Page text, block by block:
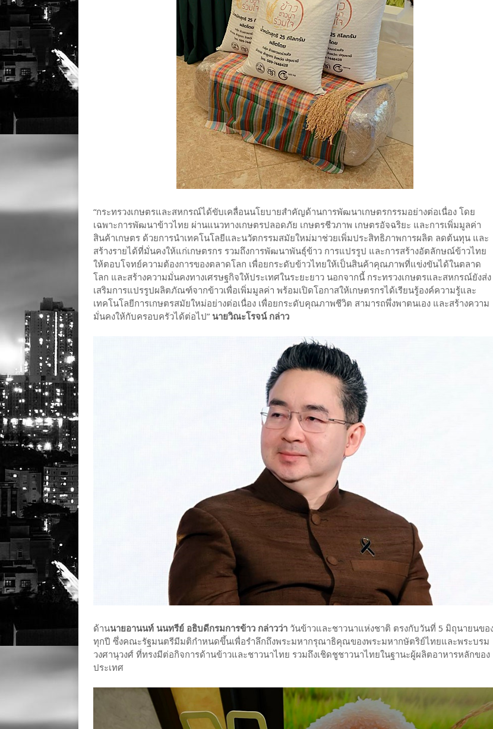
“กระทรวงเกษตรและสหกรณ์ได้ขับเคลื่อนนโยบายสำคัญด้านการพัฒนาเกษตรกรรมอย่างต่อเนื่อง โดย
เฉพาะการพัฒนาข้าวไทย ผ่านแนวทางเกษตรปลอดภัย เกษตรชีวภาพ เกษตรอัจฉริยะ และการเพิ่มมูลค่า
สินค้าเกษตร ด้วยการนำเทคโนโลยีและนวัตกรรมสมัยใหม่มาช่วยเพิ่มประสิทธิภาพการผลิต ลดต้นทุน และ
สร้างรายได้ที่มั่นคงให้แก่เกษตรกร รวมถึงการพัฒนาพันธุ์ข้าว การแปรรูป และการสร้างอัตลักษณ์ข้าวไทย
ให้ตอบโจทย์ความต้องการของตลาดโลก เพื่อยกระดับข้าวไทยให้เป็นสินค้าคุณภาพที่แข่งขันได้ในตลาด
โลก และสร้างความมั่นคงทางเศรษฐกิจให้ประเทศในระยะยาว นอกจากนี้ กระทรวงเกษตรและสหกรณ์ยังส่ง
เสริมการแปรรูปผลิตภัณฑ์จากข้าวเพื่อเพิ่มมูลค่า พร้อมเปิดโอกาสให้เกษตรกรได้เรียนรู้องค์ความรู้และ
เทคโนโลยีการเกษตรสมัยใหม่อย่างต่อเนื่อง เพื่อยกระดับคุณภาพชีวิต สามารถพึ่งพาตนเอง และสร้างความ
มั่นคงให้กับครอบครัวได้ต่อไป” นายวิณะโรจน์ กล่าว
ด้านนายอานนท์ นนทรีย์ อธิบดีกรมการข้าว กล่าวว่า วันข้าวและชาวนาแห่งชาติ ตรงกับวันที่ 5 มิถุนายนขอ
ทุกปี ซึ่งคณะรัฐมนตรีมีมติกำหนดขึ้นเพื่อรำลึกถึงพระมหากรุณาธิคุณของพระมหากษัตริย์ไทยและพระบรม
วงศานุวงศ์ ที่ทรงมีต่อกิจการด้านข้าวและชาวนาไทย รวมถึงเชิดชูชาวนาไทยในฐานะผู้ผลิตอาหารหลักของ
ประเทศ